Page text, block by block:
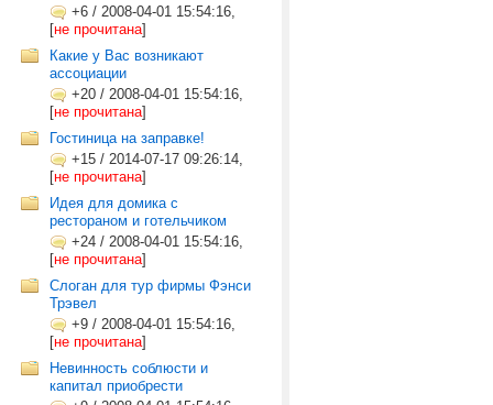
+6 / 2008-04-01 15:54:16,
[не прочитана]
Какие у Вас возникают
ассоциации
+20 / 2008-04-01 15:54:16,
[не прочитана]
Гостиница на заправке!
+15 / 2014-07-17 09:26:14,
[не прочитана]
Идея для домика с
рестораном и готельчиком
+24 / 2008-04-01 15:54:16,
[не прочитана]
Слоган для тур фирмы Фэнси
Трэвел
+9 / 2008-04-01 15:54:16,
[не прочитана]
Невинность соблюсти и
капитал приобрести